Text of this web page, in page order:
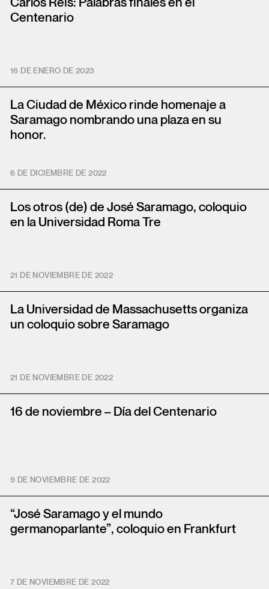
Centenario
16 DE ENERO DE 2023
La Ciudad de México rinde homenaje a
Saramago nombrando una plaza en su
honor.
6 DE DICIEMBRE DE 2022
Los otros (de) de José Saramago, coloquio
en la Universidad Roma Tre
21 DE NOVIEMBRE DE 2022
La Universidad de Massachusetts organiza
un coloquio sobre Saramago
21 DE NOVIEMBRE DE 2022
16 de noviembre – Día del Centenario
9 DE NOVIEMBRE DE 2022
“José Saramago y el mundo
germanoparlante”, coloquio en Frankfurt
7 DE NOVIEMBRE DE 2022